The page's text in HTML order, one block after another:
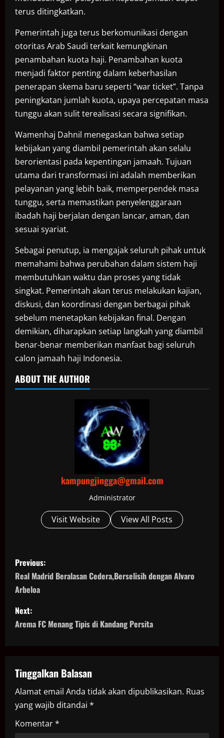
terus ditingkatkan.
Pemerintah juga terus berkomunikasi dengan
otoritas Arab Saudi terkait kemungkinan
penambahan kuota haji. Penambahan kuota
menjadi faktor penting dalam keberhasilan
penerapan skema baru seperti “war ticket”. Tanpa
peningkatan jumlah kuota, upaya percepatan masa
tunggu akan sulit terealisasi secara signifikan.
Wamenhaj Dahnil menegaskan bahwa setiap
kebijakan yang diambil pemerintah akan selalu
berorientasi pada kepentingan jamaah. Tujuan
utama dari transformasi ini adalah memberikan
pelayanan yang lebih baik, memperpendek masa
tunggu, serta memastikan penyelenggaraan
ibadah haji berjalan dengan lancar, aman, dan
sesuai syariat.
Sebagai penutup, ia mengajak seluruh pihak untuk
memahami bahwa perubahan dalam sistem haji
membutuhkan waktu dan proses yang tidak
singkat. Pemerintah akan terus melakukan kajian,
diskusi, dan koordinasi dengan berbagai pihak
sebelum menetapkan kebijakan final. Dengan
demikian, diharapkan setiap langkah yang diambil
benar-benar memberikan manfaat bagi seluruh
calon jamaah haji Indonesia.
ABOUT THE AUTHOR
kampungjingga@gmail.com
Administrator
Visit Website View All Posts
P
o
s
t
a
v
i
g
Previous:
Real Madrid Beralasan Cedera,Berselisih dengan Alvaro
Arbeloa
Next:
Arema FC Menang Tipis di Kandang Persita
Tinggalkan Balasan
Alamat email Anda tidak akan dipublikasikan. Ruas
yang wajib ditandai *
Komentar*